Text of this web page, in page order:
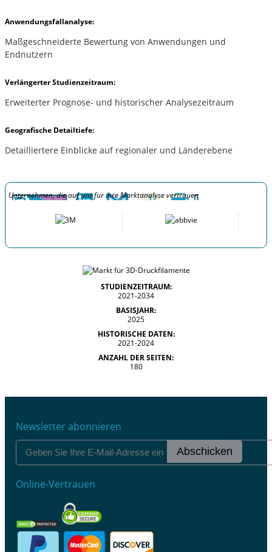
Anwendungsfallanalyse:
Maßgeschneiderte Bewertung von Anwendungen und
Endnutzern
Verlängerter Studienzeitraum:
Erweiterter Prognose- und historischer Analysezeitraum
Geografische Detailtiefe:
Detailliertere Einblicke auf regionaler und Länderebene
Unternehmen, die auf uns für ihre Marktanalyse vertrauen
STUDIENZEITRAUM:
2021-2034
BASISJAHR:
2025
HISTORISCHE DATEN:
2021-2024
ANZAHL DER SEITEN:
180
Newsletter abonnieren
Abschicken
Online-Vertrauen